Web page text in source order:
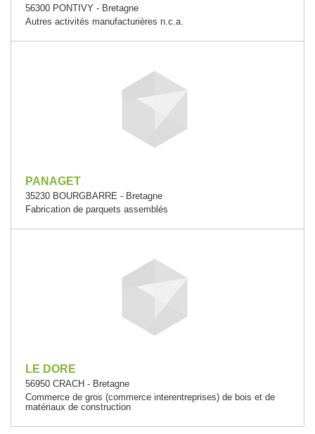
56300 PONTIVY - Bretagne
Autres activités manufacturières n.c.a.
PANAGET
35230 BOURGBARRE - Bretagne
Fabrication de parquets assemblés
LE DORE
56950 CRACH - Bretagne
Commerce de gros (commerce interentreprises) de bois et de
matériaux de construction